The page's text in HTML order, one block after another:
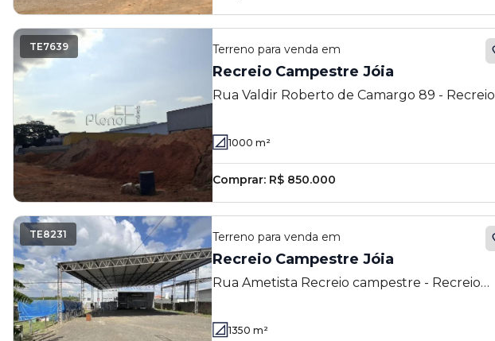
TE7639 Terreno para venda em
Recreio Campestre Jóia
Rua Valdir Roberto de Camargo 89 - Recreio
1000 m²
Comprar: R$ 850.000
TE8231 Terreno para venda em
Recreio Campestre Jóia
Rua Ametista Recreio campestre - Recreio
1350 m²